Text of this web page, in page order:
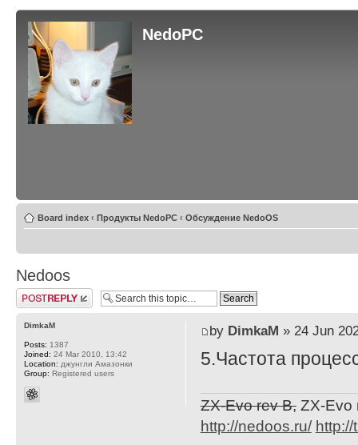
NedoPC
Board index ‹ Продукты NedoPC ‹ Обсуждение NedoOS
Nedoos
Post a reply
by DimkaM » 24 Jun
5.Частота
ZX-Evo rev B,ZX-Evo
http://nedoos.ru/ http://
DimkaM
Posts: 1387
Joined: 24 Mar 2010, 13:42
Location: джунгли Амазонки
Group: Registered users